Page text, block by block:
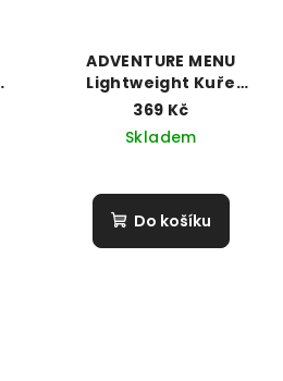
ADVENTURE MENU
Lightweight Kuře
Korma s rýží basmati
(173g / 600g)
369 Kč
Skladem
Do košíku